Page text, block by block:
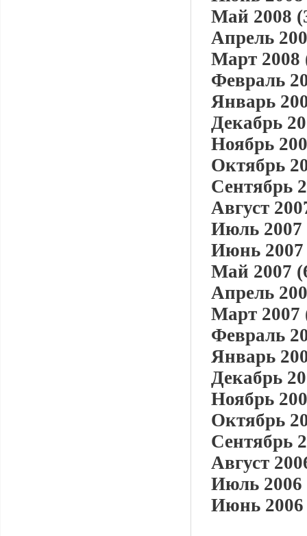
Май 2008
Апрель
Март 2008
Февраль
Январь
Декабрь
Ноябрь
Октябрь
Сентябрь
Август
Июль 2007
Июнь 2007
Май 2007
Апрель
Март 2007
Февраль
Январь
Декабрь
Ноябрь
Октябрь
Сентябрь
Август
Июль 2006
Июнь 2006